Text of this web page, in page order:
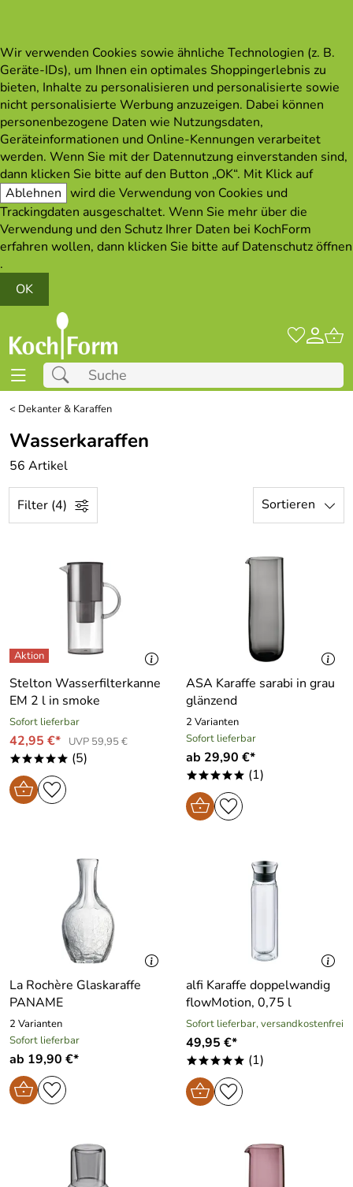
Wir verwenden Cookies sowie ähnliche Technologien (z. B.
Geräte-IDs), um Ihnen ein optimales Shoppingerlebnis zu
bieten, Inhalte zu personalisieren und personalisierte sowie
nicht personalisierte Werbung anzuzeigen. Dabei können
personenbezogene Daten wie Nutzungsdaten,
Geräteinformationen und Online-Kennungen verarbeitet
werden. Wenn Sie mit der Datennutzung einverstanden sind,
dann klicken Sie bitte auf den Button „OK“. Mit Klick auf
Ablehnen wird die Verwendung von Cookies und
Trackingdaten ausgeschaltet. Wenn Sie mehr über die
Verwendung und den Schutz Ihrer Daten bei KochForm
erfahren wollen, dann klicken Sie bitte aufDatenschutz öffnen
.
OK
< Dekanter & Karaffen
Wasserkaraffen
56 Artikel
Filter (4) Sortieren
Stelton Wasserfilterkanne
EM 2 l in smoke
Sofort lieferbar
42,95 €* UVP 59,95 €
***** (5)
ASA Karaffe sarabi in grau
glänzend
2 Varianten
Sofort lieferbar
ab 29,90 €*
***** (1)
La Rochère Glaskaraffe
PANAME
2 Varianten
Sofort lieferbar
ab 19,90 €*
alfi Karaffe doppelwandig
flowMotion, 0,75 l
Sofort lieferbar, versandkostenfrei
49,95 €*
***** (1)